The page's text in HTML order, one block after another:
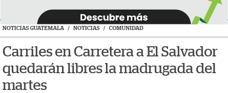
NOTICIAS GUATEMALA / NOTICIAS / COMUNIDAD
Carriles en Carretera a El Salvador
quedarán libres la madrugada del
martes